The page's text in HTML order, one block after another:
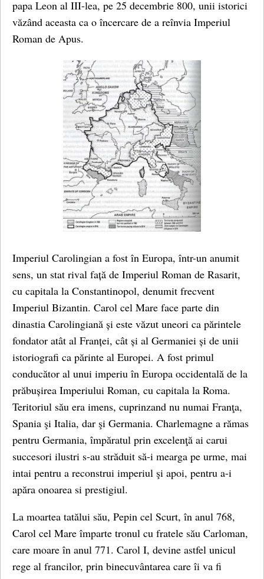
papa Leon al III-lea, pe 25 decembrie 800, unii istorici
văzând aceasta ca o încercare de a reînvia Imperiul
Roman de Apus.
Imperiul Carolingian a fost în Europa, într-un anumit
sens, un stat rival față de Imperiul Roman de Rasarit,
cu capitala la Constantinopol, denumit frecvent
Imperiul Bizantin. Carol cel Mare face parte din
dinastia Carolingiană și este văzut uneori ca părintele
fondator atât al Franței, cât și al Germaniei și de unii
istoriografi ca părinte al Europei. A fost primul
conducător al unui imperiu în Europa occidentală de la
prăbușirea Imperiului Roman, cu capitala la Roma.
Teritoriul său era imens, cuprinzand nu numai Franţa,
Spania şi Italia, dar şi Germania. Charlemagne a rămas
pentru Germania, împăratul prin excelenţă ai carui
succesori ilustri s-au străduit să-i mearga pe urme, mai
intai pentru a reconstrui imperiul şi apoi, pentru a-i
apăra onoarea si prestigiul.
La moartea tatălui său, Pepin cel Scurt, în anul 768,
Carol cel Mare împarte tronul cu fratele său Carloman,
care moare în anul 771. Carol I, devine astfel unicul
rege al francilor, prin binecuvântarea care îi va fi